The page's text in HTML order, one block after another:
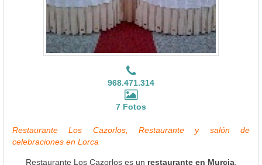
968.471.314
7 Fotos
Restaurante Los Cazorlos, Restaurante y salón de
celebraciones en Lorca
Restaurante Los Cazorlos es un restaurante en Murcia,